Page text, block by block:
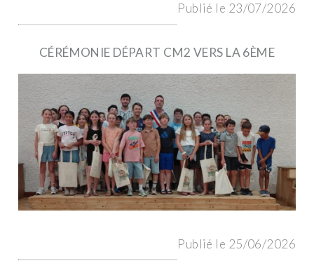
Publié le 23/07/2026
CÉRÉMONIE DÉPART CM2 VERS LA 6ÈME
Publié le 25/06/2026